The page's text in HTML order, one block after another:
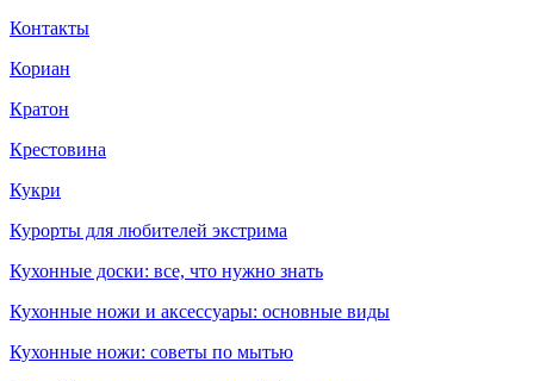
Контакты
Кориан
Кратон
Крестовина
Кукри
Курорты для любителей экстрима
Кухонные доски: все, что нужно знать
Кухонные ножи и аксессуары: основные виды
Кухонные ножи: советы по мытью